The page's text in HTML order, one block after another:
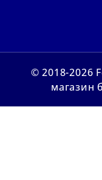
© 2018-2026
магазин